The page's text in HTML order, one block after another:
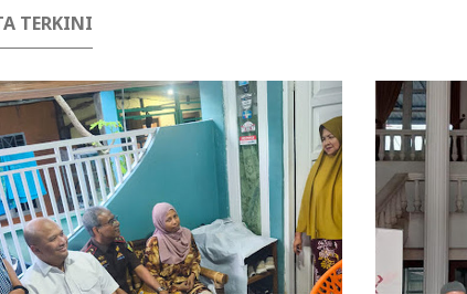
TERKINI